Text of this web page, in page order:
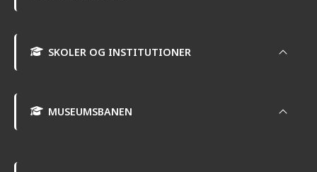
SKOLER OG INSTITUTIONER
MUSEUMSBANEN